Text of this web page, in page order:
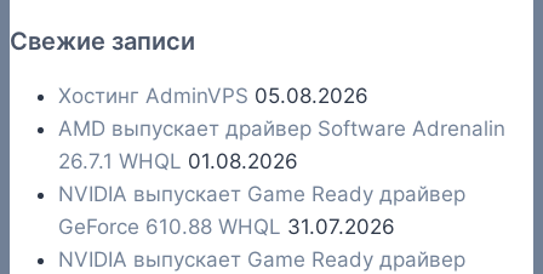
Свежие записи
Хостинг AdminVPS 05.08.2026
AMD выпускает драйвер Software Adrenalin
26.7.1 WHQL 01.08.2026
NVIDIA выпускает Game Ready драйвер
GeForce 610.88 WHQL 31.07.2026
NVIDIA выпускает Game Ready драйвер